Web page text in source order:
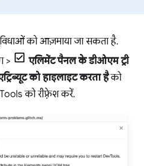
को आज़माया जा सकता है.
>
एलिमेंट पैनल के डीओएम ट्री
को हाइलाइट करता हैको
को रीफ़्रेश करें.